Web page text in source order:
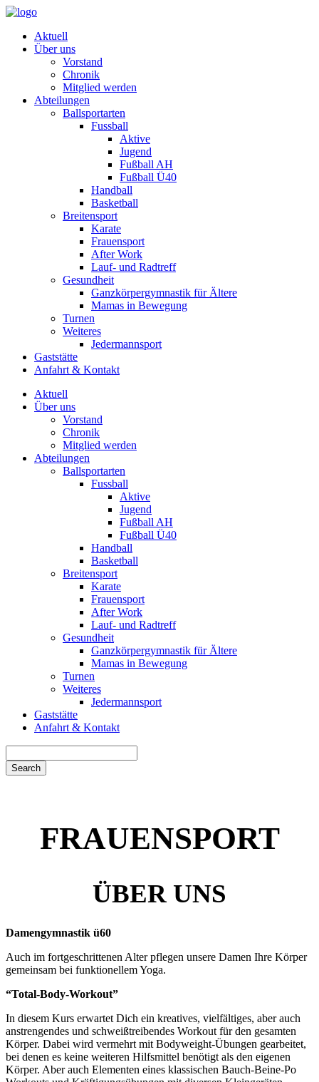
Aktuell
Über uns
Vorstand
Chronik
Mitglied werden
Abteilungen
Ballsportarten
Fussball
Aktive
Jugend
Fußball AH
Fußball Ü40
Handball
Basketball
Breitensport
Karate
Frauensport
After Work
Lauf- und Radtreff
Gesundheit
Ganzkörpergymnastik für Ältere
Mamas in Bewegung
Turnen
Weiteres
Jedermannsport
Gaststätte
Anfahrt & Kontakt
Aktuell
Über uns
Vorstand
Chronik
Mitglied werden
Abteilungen
Ballsportarten
Fussball
Aktive
Jugend
Fußball AH
Fußball Ü40
Handball
Basketball
Breitensport
Karate
Frauensport
After Work
Lauf- und Radtreff
Gesundheit
Ganzkörpergymnastik für Ältere
Mamas in Bewegung
Turnen
Weiteres
Jedermannsport
Gaststätte
Anfahrt & Kontakt
for:
FRAUENSPORT
ÜBER UNS
Damengymnastik ü60
Auch im fortgeschrittenen Alter pflegen unsere Damen Ihre Körper
gemeinsam bei funktionellem Yoga.
“Total-Body-Workout”
In diesem Kurs erwartet Dich ein kreatives, vielfältiges, aber auch
anstrengendes und schweißtreibendes Workout für den gesamten
Körper. Dabei wird vermehrt mit Bodyweight-Übungen gearbeitet,
bei denen es keine weiteren Hilfsmittel benötigt als den eigenen
Körper. Aber auch Elementen eines klassischen Bauch-Beine-Po